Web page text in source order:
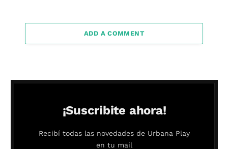
ADD A COMMENT
¡Suscribite ahora!
Recibí todas las novedades de Urbana Play
en tu mail